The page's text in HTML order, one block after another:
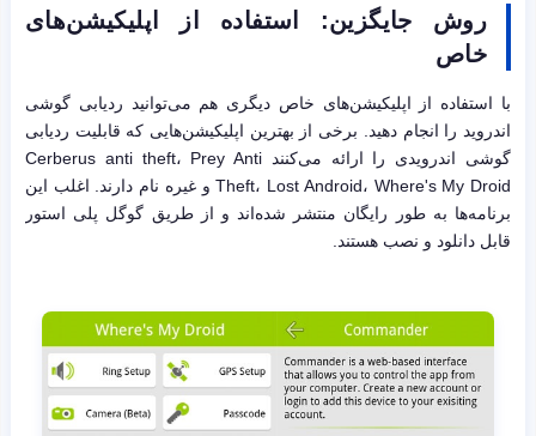
روش جایگزین: استفاده از اپلیکیشن‌های
خاص
با استفاده از اپلیکیشن‌های خاص دیگری هم می‌توانید ردیابی گوشی
اندروید را انجام دهید. برخی از بهترین اپلیکیشن‌هایی که قابلیت ردیابی
گوشی اندرویدی را ارائه می‌کنند Cerberus anti theft، Prey Anti
Theft، Lost Android، Where's My Droid و غیره نام دارند. اغلب این
برنامه‌ها به طور رایگان منتشر شده‌اند و از طریق گوگل پلی استور
قابل دانلود و نصب هستند.